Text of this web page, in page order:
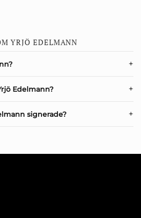
YRJÖ EDELMANN
Edelmann?
signerade?